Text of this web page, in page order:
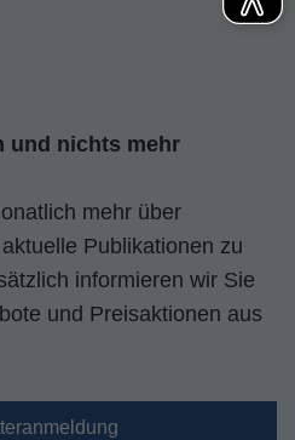
und nichts mehr
mehr über
Publikationen zu
informieren wir Sie
und Preisaktionen aus